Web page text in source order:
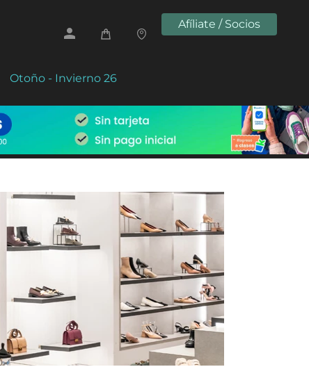
Afíliate / Socios
Otoño - Invierno 26